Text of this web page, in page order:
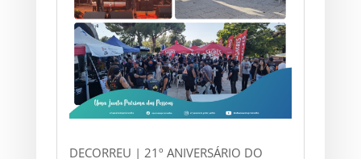
DECORREU | 21º ANIVERSÁRIO DO